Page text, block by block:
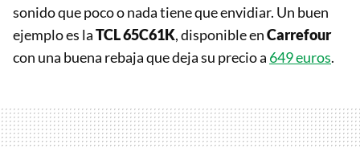
sonido que poco o nada tiene que envidiar. Un buen
ejemplo es laTCL 65C61K, disponible enCarrefour
con una buena rebaja que deja su precio a 649 euros.